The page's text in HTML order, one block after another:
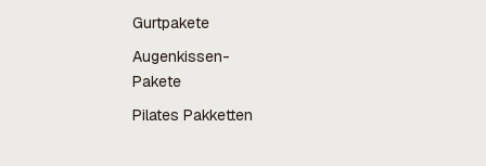
Gurtpakete
Augenkissen-
Pakete
Pilates Pakketten